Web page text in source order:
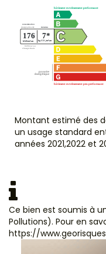
Montant estimé des
un usage standard
années 2021,2022 et
Ce bien est soumis à
Pollutions). Pour en
https://